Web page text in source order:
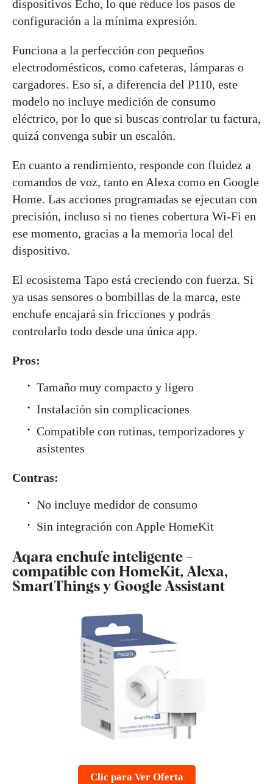
dispositivos Echo, lo que reduce los pasos de
configuración a la mínima expresión.
Funciona a la perfección con pequeños
electrodomésticos, como cafeteras, lámparas o
cargadores. Eso sí, a diferencia del P110, este
modelo no incluye medición de consumo
eléctrico, por lo que si buscas controlar tu factura,
quizá convenga subir un escalón.
En cuanto a rendimiento, responde con fluidez a
comandos de voz, tanto en Alexa como en Google
Home. Las acciones programadas se ejecutan con
precisión, incluso si no tienes cobertura Wi-Fi en
ese momento, gracias a la memoria local del
dispositivo.
El ecosistema Tapo está creciendo con fuerza. Si
ya usas sensores o bombillas de la marca, este
enchufe encajará sin fricciones y podrás
controlarlo todo desde una única app.
Pros:
Tamaño muy compacto y ligero
Instalación sin complicaciones
Compatible con rutinas, temporizadores y
asistentes
Contras:
No incluye medidor de consumo
Sin integración con Apple HomeKit
Aqara enchufe inteligente –
compatible con HomeKit, Alexa,
SmartThings y Google Assistant
Clic para Ver Oferta